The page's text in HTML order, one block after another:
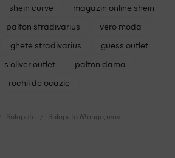
shein curve
magazin online shein
palton stradivarius
vero moda
ghete stradivarius
guess outlet
s oliver outlet
palton dama
rochii de ocazie
Salopete Salopeta Mango, mov